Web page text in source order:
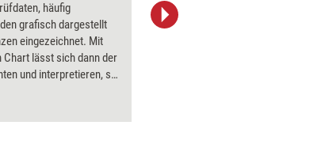
häufig
grafisch dargestellt
eingezeichnet. Mit
lässt sich dann der
und interpretieren, so